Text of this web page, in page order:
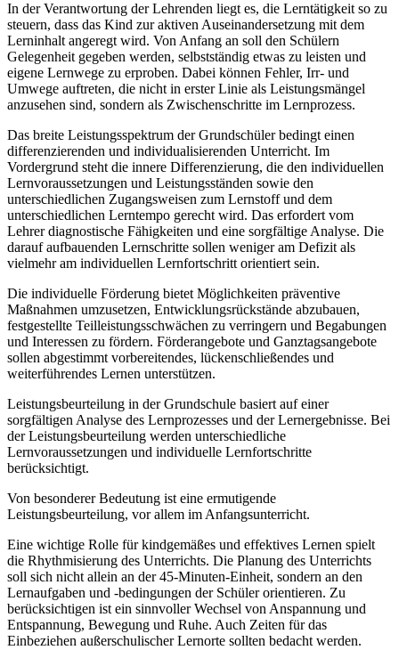
In der Verantwortung der Lehrenden liegt es, die Lerntätigkeit so zu
steuern, dass das Kind zur aktiven Auseinandersetzung mit dem
Lerninhalt angeregt wird. Von Anfang an soll den Schülern
Gelegenheit gegeben werden, selbstständig etwas zu leisten und
eigene Lernwege zu erproben. Dabei können Fehler, Irr- und
Umwege auftreten, die nicht in erster Linie als Leistungsmängel
anzusehen sind, sondern als Zwischenschritte im Lernprozess.
Das breite Leistungsspektrum der Grundschüler bedingt einen
differenzierenden und individualisierenden Unterricht. Im
Vordergrund steht die innere Differenzierung, die den individuellen
Lernvoraussetzungen und Leistungsständen sowie den
unterschiedlichen Zugangsweisen zum Lernstoff und dem
unterschiedlichen Lerntempo gerecht wird. Das erfordert vom
Lehrer diagnostische Fähigkeiten und eine sorgfältige Analyse. Die
darauf aufbauenden Lernschritte sollen weniger am Defizit als
vielmehr am individuellen Lernfortschritt orientiert sein.
Die individuelle Förderung bietet Möglichkeiten präventive
Maßnahmen umzusetzen, Entwicklungsrückstände abzubauen,
festgestellte Teilleistungsschwächen zu verringern und Begabungen
und Interessen zu fördern. Förderangebote und Ganztagsangebote
sollen abgestimmt vorbereitendes, lückenschließendes und
weiterführendes Lernen unterstützen.
Leistungsbeurteilung in der Grundschule basiert auf einer
sorgfältigen Analyse des Lernprozesses und der Lernergebnisse. Bei
der Leistungsbeurteilung werden unterschiedliche
Lernvoraussetzungen und individuelle Lernfortschritte
berücksichtigt.
Von besonderer Bedeutung ist eine ermutigende
Leistungsbeurteilung, vor allem im Anfangsunterricht.
Eine wichtige Rolle für kindgemäßes und effektives Lernen spielt
die Rhythmisierung des Unterrichts. Die Planung des Unterrichts
soll sich nicht allein an der 45-Minuten-Einheit, sondern an den
Lernaufgaben und -bedingungen der Schüler orientieren. Zu
berücksichtigen ist ein sinnvoller Wechsel von Anspannung und
Entspannung, Bewegung und Ruhe. Auch Zeiten für das
Einbeziehen außerschulischer Lernorte sollten bedacht werden.